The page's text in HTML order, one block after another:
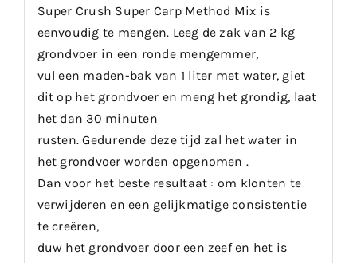
Super Crush Super Carp Method Mix is
eenvoudig te mengen. Leeg de zak van 2 kg
grondvoer in een ronde mengemmer,
vul een maden-bak van 1 liter met water, giet
dit op het grondvoer en meng het grondig, laat
het dan 30 minuten
rusten. Gedurende deze tijd zal het water in
het grondvoer worden opgenomen .
Dan voor het beste resultaat : om klonten te
verwijderen en een gelijkmatige consistentie
te creëren,
duw het grondvoer door een zeef en het is